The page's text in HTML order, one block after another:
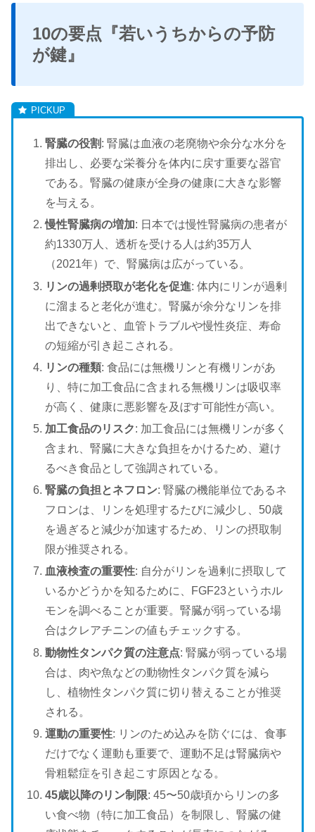
10の要点『若いうちからの予防
が鍵』
腎臓の役割: 腎臓は血液の老廃物や余分な水分を
排出し、必要な栄養分を体内に戻す重要な器官
である。腎臓の健康が全身の健康に大きな影響
を与える。
慢性腎臓病の増加: 日本では慢性腎臓病の患者が
約1330万人、透析を受ける人は約35万人
（2021年）で、腎臓病は広がっている。
リンの過剰摂取が老化を促進: 体内にリンが過剰
に溜まると老化が進む。腎臓が余分なリンを排
出できないと、血管トラブルや慢性炎症、寿命
の短縮が引き起こされる。
リンの種類: 食品には無機リンと有機リンがあ
り、特に加工食品に含まれる無機リンは吸収率
が高く、健康に悪影響を及ぼす可能性が高い。
加工食品のリスク: 加工食品には無機リンが多く
含まれ、腎臓に大きな負担をかけるため、避け
るべき食品として強調されている。
腎臓の負担とネフロン: 腎臓の機能単位であるネ
フロンは、リンを処理するたびに減少し、50歳
を過ぎると減少が加速するため、リンの摂取制
限が推奨される。
血液検査の重要性: 自分がリンを過剰に摂取して
いるかどうかを知るために、FGF23というホル
モンを調べることが重要。腎臓が弱っている場
合はクレアチニンの値もチェックする。
動物性タンパク質の注意点: 腎臓が弱っている場
合は、肉や魚などの動物性タンパク質を減ら
し、植物性タンパク質に切り替えることが推奨
される。
運動の重要性: リンのため込みを防ぐには、食事
だけでなく運動も重要で、運動不足は腎臓病や
骨粗鬆症を引き起こす原因となる。
45歳以降のリン制限: 45〜50歳頃からリンの多
い食べ物（特に加工食品）を制限し、腎臓の健